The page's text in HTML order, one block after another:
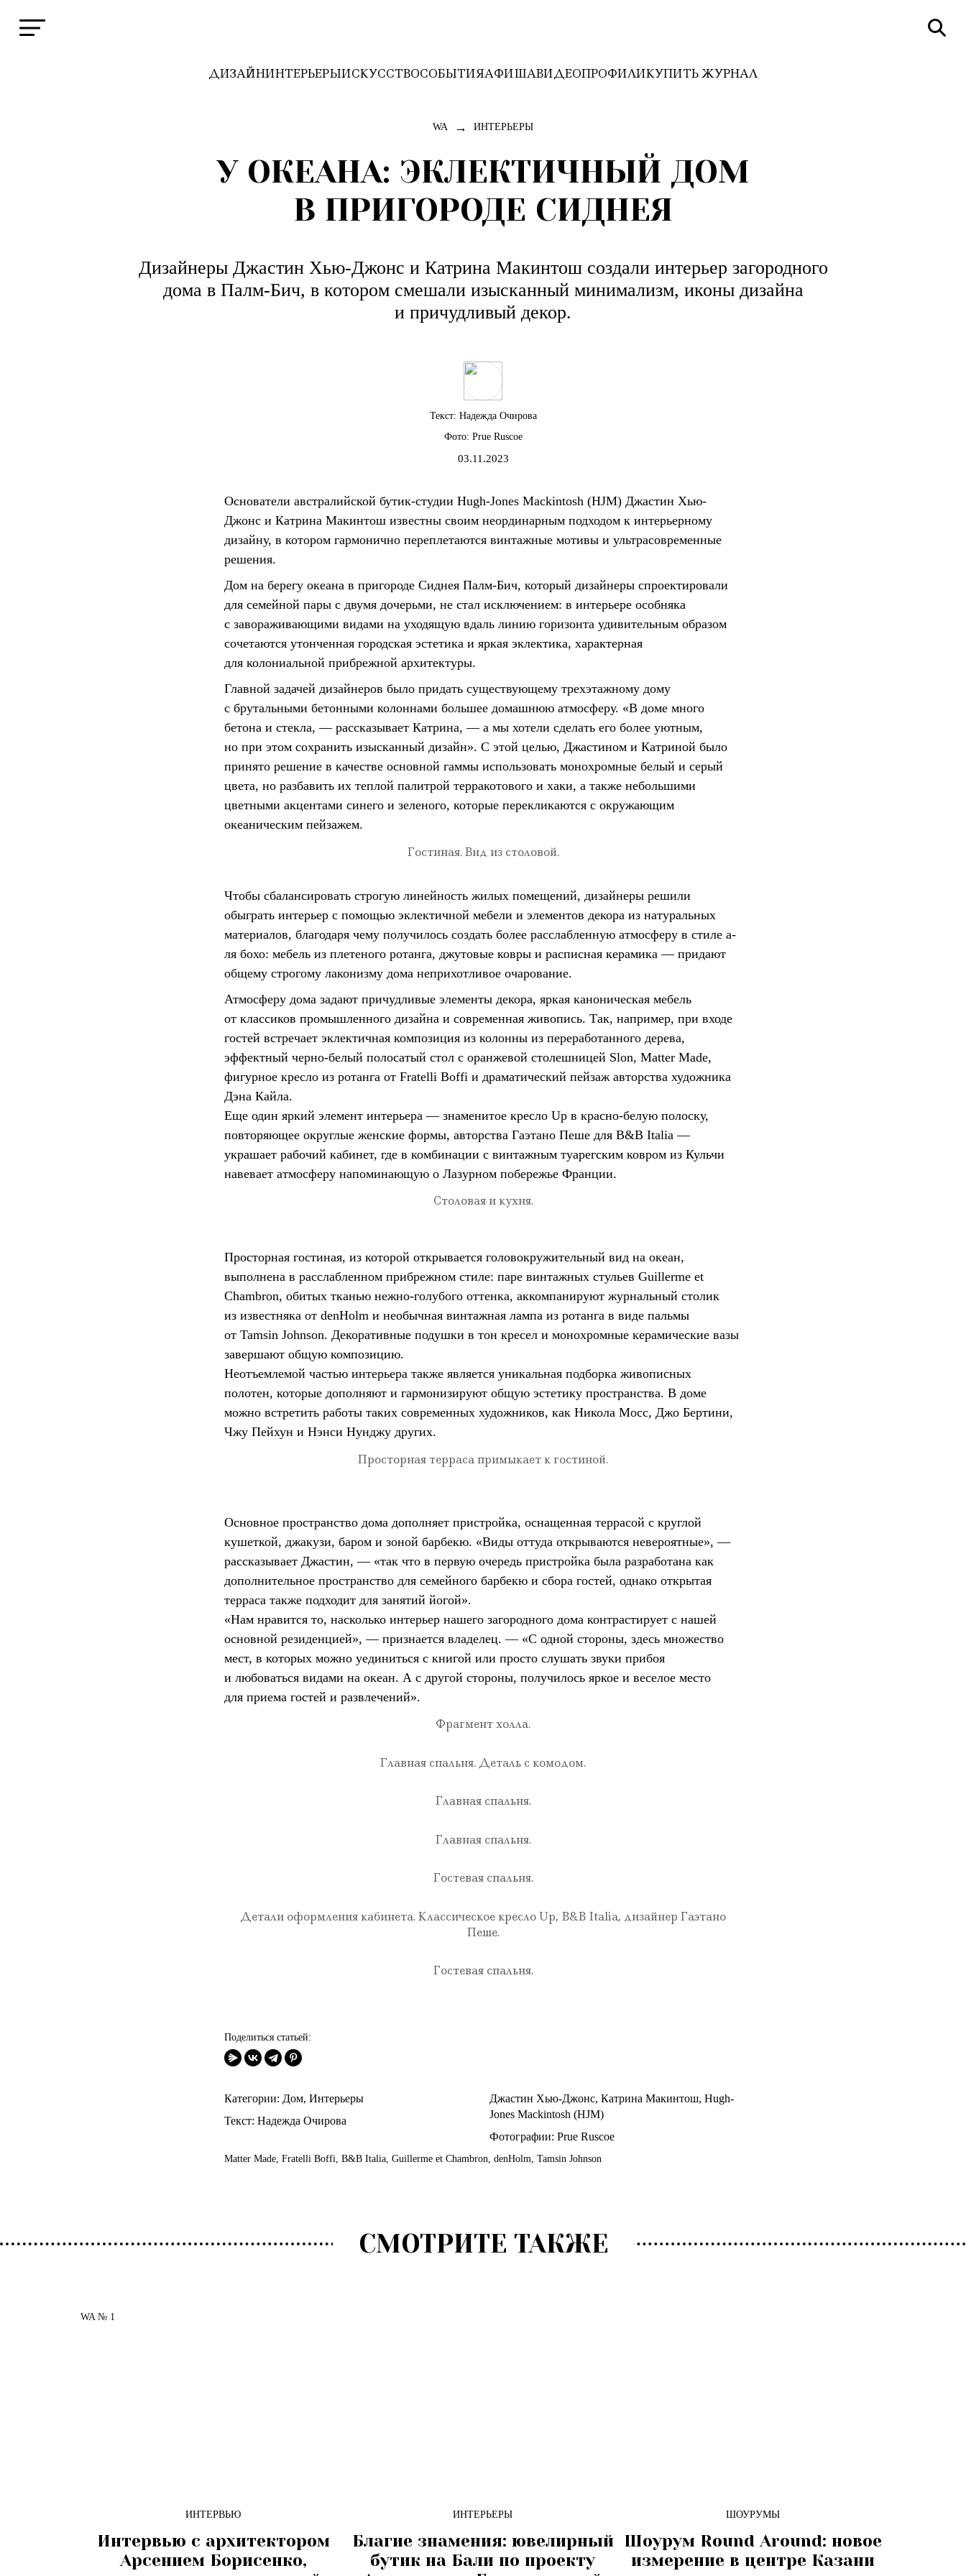
ДИЗАЙНИНТЕРЬЕРЫИСКУССТВОСОБЫТИЯАФИШАВИДЕОПРОФИЛИКУПИТЬ ЖУРНАЛ
WA → ИНТЕРЬЕРЫ
У ОКЕАНА: ЭКЛЕКТИЧНЫЙ ДОМ
В ПРИГОРОДЕ СИДНЕЯ
Дизайнеры Джастин Хью-Джонс и Катрина Макинтош создали интерьер загородного
дома в Палм-Бич, в котором смешали изысканный минимализм, иконы дизайна
и причудливый декор.
Текст: Надежда Очирова
Фото: Prue Ruscoe
03.11.2023
Основатели австралийской бутик-студии Hugh-Jones Mackintosh (HJM) Джастин Хью-
Джонс и Катрина Макинтош известны своим неординарным подходом к интерьерному
дизайну, в котором гармонично переплетаются винтажные мотивы и ультрасовременные
решения.
Дом на берегу океана в пригороде Сиднея Палм-Бич, который дизайнеры спроектировали
для семейной пары с двумя дочерьми, не стал исключением: в интерьере особняка
с завораживающими видами на уходящую вдаль линию горизонта удивительным образом
сочетаются утонченная городская эстетика и яркая эклектика, характерная
для колониальной прибрежной архитектуры.
Главной задачей дизайнеров было придать существующему трехэтажному дому
с брутальными бетонными колоннами большее домашнюю атмосферу. «В доме много
бетона и стекла, — рассказывает Катрина, — а мы хотели сделать его более уютным,
но при этом сохранить изысканный дизайн». С этой целью, Джастином и Катриной было
принято решение в качестве основной гаммы использовать монохромные белый и серый
цвета, но разбавить их теплой палитрой терракотового и хаки, а также небольшими
цветными акцентами синего и зеленого, которые перекликаются с окружающим
океаническим пейзажем.
Гостиная. Вид из столовой.
Чтобы сбалансировать строгую линейность жилых помещений, дизайнеры решили
обыграть интерьер с помощью эклектичной мебели и элементов декора из натуральных
материалов, благодаря чему получилось создать более расслабленную атмосферу в стиле а-
ля бохо: мебель из плетеного ротанга, джутовые ковры и расписная керамика — придают
общему строгому лаконизму дома неприхотливое очарование.
Атмосферу дома задают причудливые элементы декора, яркая каноническая мебель
от классиков промышленного дизайна и современная живопись. Так, например, при входе
гостей встречает эклектичная композиция из колонны из переработанного дерева,
эффектный черно-белый полосатый стол с оранжевой столешницей Slon, Matter Made,
фигурное кресло из ротанга от Fratelli Boffi и драматический пейзаж авторства художника
Дэна Кайла.
Еще один яркий элемент интерьера — знаменитое кресло Up в красно-белую полоску,
повторяющее округлые женские формы, авторства Гаэтано Пеше для B&B Italia —
украшает рабочий кабинет, где в комбинации с винтажным туарегским ковром из Кульчи
навевает атмосферу напоминающую о Лазурном побережье Франции.
Столовая и кухня.
Просторная гостиная, из которой открывается головокружительный вид на океан,
выполнена в расслабленном прибрежном стиле: паре винтажных стульев Guillerme et
Chambron, обитых тканью нежно-голубого оттенка, аккомпанируют журнальный столик
из известняка от denHolm и необычная винтажная лампа из ротанга в виде пальмы
от Tamsin Johnson. Декоративные подушки в тон кресел и монохромные керамические вазы
завершают общую композицию.
Неотъемлемой частью интерьера также является уникальная подборка живописных
полотен, которые дополняют и гармонизируют общую эстетику пространства. В доме
можно встретить работы таких современных художников, как Никола Мосс, Джо Бертини,
Чжу Пейхун и Нэнси Нунджу других.
Просторная терраса примыкает к гостиной.
Основное пространство дома дополняет пристройка, оснащенная террасой с круглой
кушеткой, джакузи, баром и зоной барбекю. «Виды оттуда открываются невероятные», —
рассказывает Джастин, — «так что в первую очередь пристройка была разработана как
дополнительное пространство для семейного барбекю и сбора гостей, однако открытая
терраса также подходит для занятий йогой».
«Нам нравится то, насколько интерьер нашего загородного дома контрастирует с нашей
основной резиденцией», — признается владелец. — «С одной стороны, здесь множество
мест, в которых можно уединиться с книгой или просто слушать звуки прибоя
и любоваться видами на океан. А с другой стороны, получилось яркое и веселое место
для приема гостей и развлечений».
Фрагмент холла.
Главная спальня. Деталь с комодом.
Главная спальня.
Главная спальня.
Гостевая спальня.
Детали оформления кабинета. Классическое кресло Up, B&B Italia, дизайнер Гаэтано
Пеше.
Гостевая спальня.
Поделиться статьей:
Категории: Дом, Интерьеры
Текст: Надежда Очирова
Джастин Хью-Джонс, Катрина Макинтош, Hugh-
Jones Mackintosh (HJM)
Фотографии: Prue Ruscoe
Matter Made Fratelli Boffi B&B Italia Guillerme et Chambron denHolm Tamsin Johnson
СМОТРИТЕ ТАКЖЕ
WA № 1
ИНТЕРВЬЮ
Интервью с архитектором
Арсением Борисенко,
ИНТЕРЬЕРЫ
Благие знамения: ювелирный
бутик на Бали по проекту
ШОУРУМЫ
Шоурум Round Around: новое
измерение в центре Казани